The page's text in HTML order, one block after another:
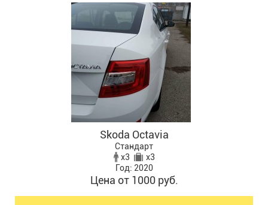
Skoda Octavia
Стандарт
x3
x3
Год: 2020
Цена от 1000 руб.